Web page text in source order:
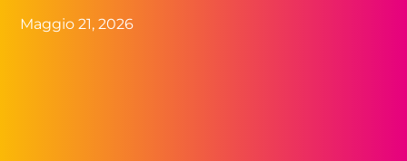
Maggio 21, 2026